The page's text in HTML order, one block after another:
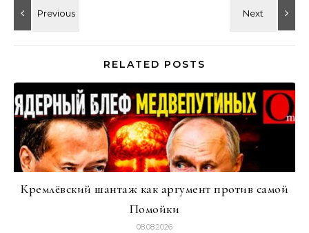
RELATED POSTS
Кремлёвский шантаж как аргумент против самой
Помойки
08.08.2026